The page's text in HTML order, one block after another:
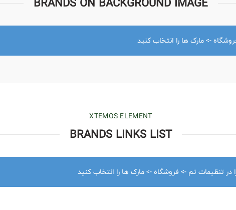
-> مارک ها را انتخاب کنید
XTEMOS ELEMENT
BRANDS LINKS LIST
در تنظیمات تم -> فروشگاه -> مارک ها را انتخاب کنید